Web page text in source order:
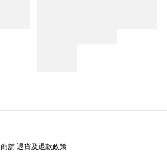
商舖 退貨及退款政策